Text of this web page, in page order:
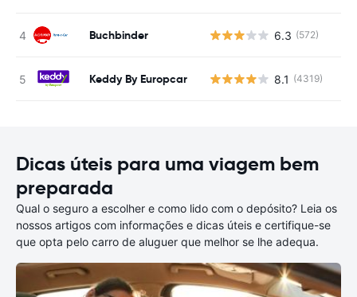
Buchbinder 6.3 (572)
Keddy By Europcar 8.1 (4319)
Dicas úteis para uma viagem bem
preparada
Qual o seguro a escolher e como lido com o depósito? Leia os
nossos artigos com informações e dicas úteis e certifique-se
que opta pelo carro de aluguer que melhor se lhe adequa.